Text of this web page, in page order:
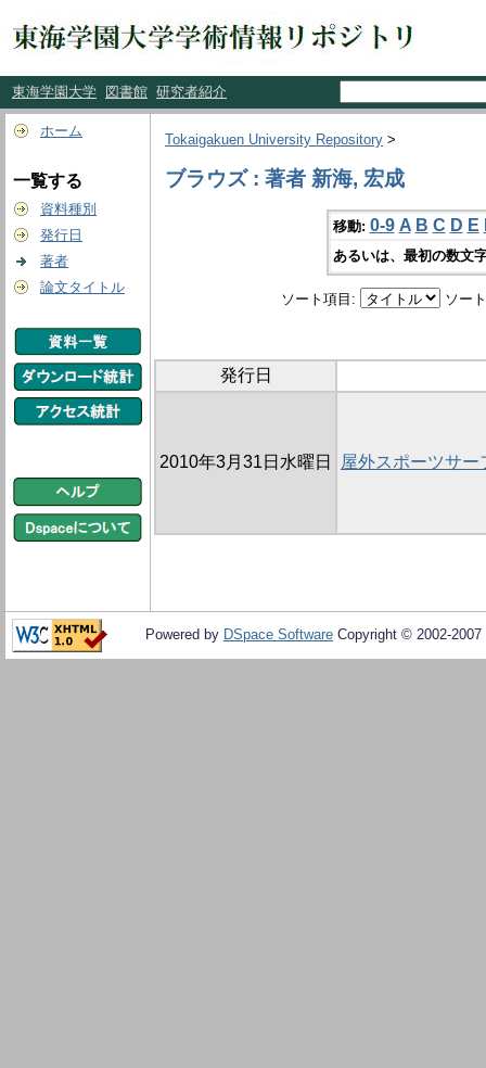
東海学園大学 図書館 研究者紹介
ホーム
一覧する
資料種別
発行日
著者
論文タイトル
Tokaigakuen University Repository >
ブラウズ : 著者 新海, 宏成
移動: 0-9 A B C D E
あるいは、最初の数文
ソート項目: ソー
発行日
2010年3月31日水曜日 屋外スポーツサ
Powered by DSpace Software Copyright © 2002-2007